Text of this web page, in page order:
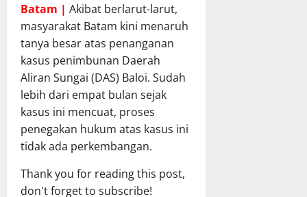
Batam | Akibat berlarut-larut,
masyarakat Batam kini menaruh
tanya besar atas penanganan
kasus penimbunan Daerah
Aliran Sungai (DAS) Baloi. Sudah
lebih dari empat bulan sejak
kasus ini mencuat, proses
penegakan hukum atas kasus ini
tidak ada perkembangan.
Thank you for reading this post,
don't forget to subscribe!